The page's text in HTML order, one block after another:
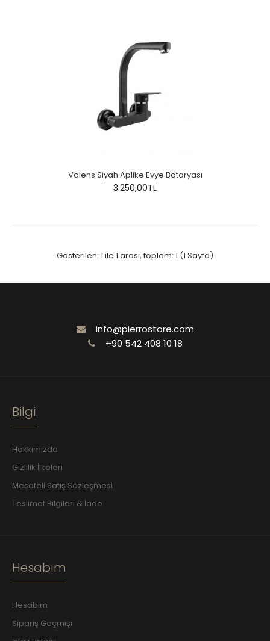
Valens Siyah Aplike Evye Bataryası
3.250,00TL
Gösterilen: 1 ile 1 arası, toplam: 1 (1 Sayfa)
info@pierrostore.com
+90 542 408 10 18
Bilgi
Hakkımızda
Gizlilik İlkeleri
Mesafeli Satış Sözleşmesi
Teslimat Bilgileri & İade
Hesabım
Hesabım
Sipariş Geçmişi